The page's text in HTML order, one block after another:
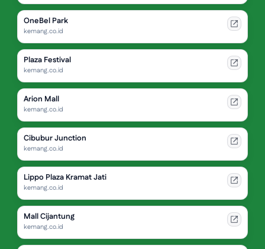
OneBel Park
kemang.co.id
Plaza Festival
kemang.co.id
Arion Mall
kemang.co.id
Cibubur Junction
kemang.co.id
Lippo Plaza Kramat Jati
kemang.co.id
Mall Cijantung
kemang.co.id